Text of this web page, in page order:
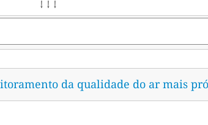
↓ ↓ ↓
da qualidade do ar mais